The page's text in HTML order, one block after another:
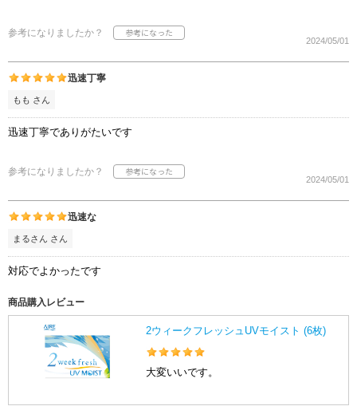
参考になりましたか？
2024/05/01
迅速丁寧
もも さん
迅速丁寧でありがたいです
参考になりましたか？
2024/05/01
迅速な
まるさん さん
対応でよかったです
商品購入レビュー
2ウィークフレッシュUVモイスト (6枚)
大変いいです。